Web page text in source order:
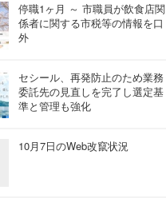
停職1ヶ月 ～ 市職員が飲食店関
係者に関する市税等の情報を口
外
セシール、再発防止のため業務
委託先の見直しを完了し選定基
準と管理も強化
10月7日のWeb改竄状況